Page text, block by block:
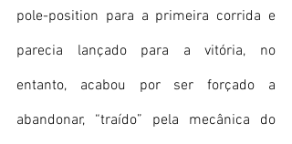
pole-position para a primeira corrida e
parecia lançado para a vitória, no
entanto, acabou por ser forçado a
abandonar, “traído” pela mecânica do